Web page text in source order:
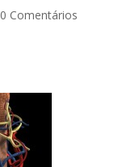
0 Comentários